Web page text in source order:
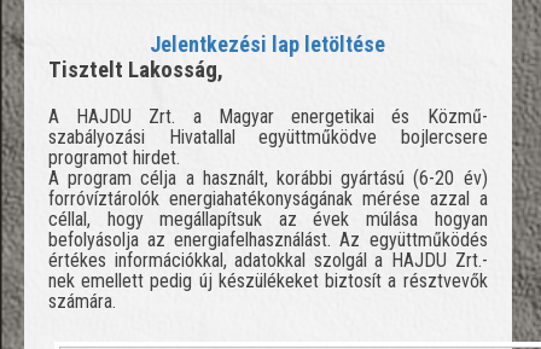
Jelentkezési lap letöltése
Tisztelt Lakosság,
A HAJDU Zrt. a Magyar energetikai és Közmű-
szabályozási Hivatallal együttműködve bojlercsere
programot hirdet.
A program célja a használt, korábbi gyártású (6-20 év)
forróvíztárolók energiahatékonyságának mérése azzal a
céllal, hogy megállapítsuk az évek múlása hogyan
befolyásolja az energiafelhasználást. Az együttműködés
értékes információkkal, adatokkal szolgál a HAJDU Zrt.-
nek emellett pedig új készülékeket biztosít a résztvevők
számára.